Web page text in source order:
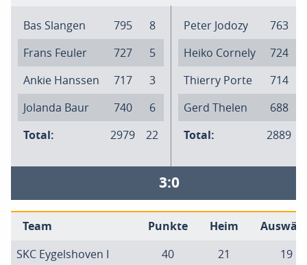
Bas Slangen 795
8
Frans Feuler
727
5
Ankie Hanssen
717
3
Jolanda Baur
740
6
Total:
2979 22
Peter Jodozy 763
Heiko Cornely
724
Thierry Porte
714
Gerd Thelen
688
Total:
2889
3:0
Team Punkte Heim
SKC Eygelshoven I
40 21
19